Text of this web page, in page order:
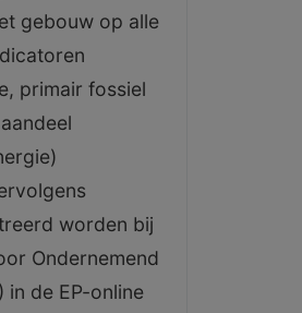
gebouw op alle
primair fossiel
worden bij
Ondernemend
in de EP-online